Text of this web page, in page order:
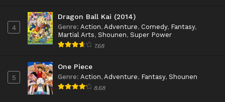
4
Dragon Ball Kai (2014)
Genre: Action, Adventure, Comedy, Fantasy,
Martial Arts, Shounen, Super Power
7.68
5
One Piece
Genre: Action, Adventure, Fantasy, Shounen
8.68